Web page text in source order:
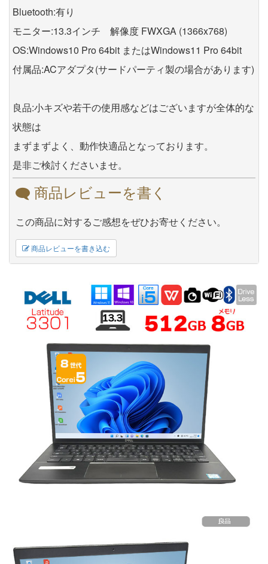
Bluetooth:有り
モニター:13.3インチ 解像度 FWXGA (1366x768)
OS:Windows10 Pro 64bit またはWindows11 Pro 64bit
付属品:ACアダプタ(サードパーティ製の場合があります)
良品:小キズや若干の使用感などはございますが全体的な
状態は
まずまずよく、動作快適品となっております。
是非ご検討くださいませ。
商品レビューを書く
この商品に対するご感想をぜひお寄せください。
商品レビューを書き込む